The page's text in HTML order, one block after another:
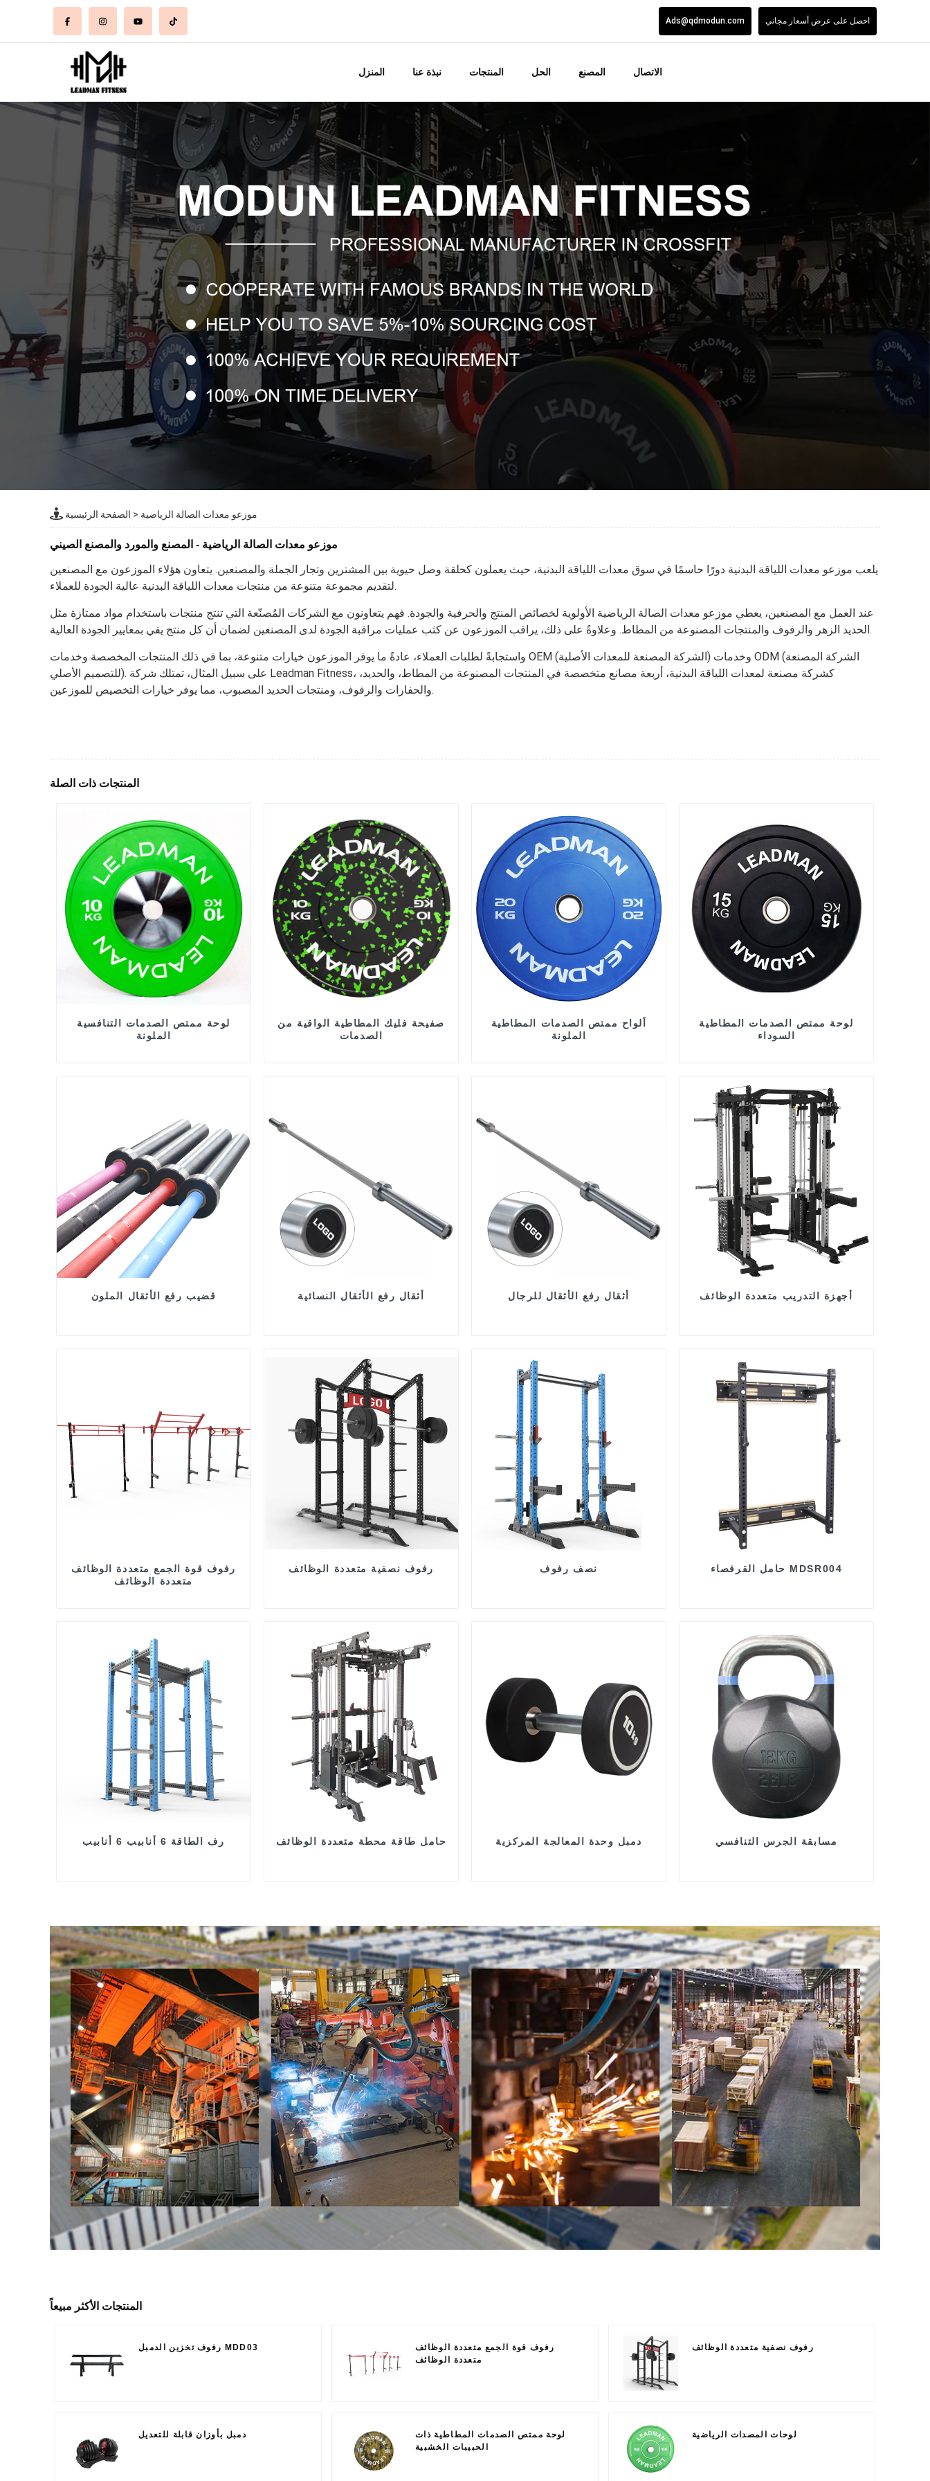
Ads@qdmodun.com احصل على عرض أسعار مجاني
المنزل نبذة عنا المنتجات الحل المصنع الاتصال
الصفحة الرئيسية > موزعو معدات الصالة الرياضية
موزعو معدات الصالة الرياضية - المصنع والمورد والمصنع الصيني
يلعب موزعو معدات اللياقة البدنية دورًا حاسمًا في سوق معدات اللياقة البدنية، حيث يعملون كحلقة وصل حيوية بين المشترين وتجار الجملة والمصنعين. يتعاون هؤلاء الموزعون مع المصنعين
لتقديم مجموعة متنوعة من منتجات معدات اللياقة البدنية عالية الجودة للعملاء.
عند العمل مع المصنعين، يعطي موزعو معدات الصالة الرياضية الأولوية لخصائص المنتج والحرفية والجودة. فهم يتعاونون مع الشركات المُصنّعة التي تنتج منتجات باستخدام مواد ممتازة مثل
الحديد الزهر والرفوف والمنتجات المصنوعة من المطاط. وعلاوةً على ذلك، يراقب الموزعون عن كثب عمليات مراقبة الجودة لدى المصنعين لضمان أن كل منتج يفي بمعايير الجودة العالية.
واستجابةً لطلبات العملاء، عادةً ما يوفر الموزعون خيارات متنوعة، بما في ذلك المنتجات المخصصة وخدمات OEM (الشركة المصنعة للمعدات الأصلية) وخدمات ODM (الشركة المصنعة
للتصميم الأصلي). على سبيل المثال، تمتلك شركة Leadman Fitness، كشركة مصنعة لمعدات اللياقة البدنية، أربعة مصانع متخصصة في المنتجات المصنوعة من المطاط، والحديد،
والحفارات والرفوف، ومنتجات الحديد المصبوب، مما يوفر خيارات التخصيص للموزعين.
المنتجات ذات الصلة
لوحة ممتص الصدمات التنافسية
الملونة
صفيحة فليك المطاطية الواقية من
الصدمات
ألواح ممتص الصدمات المطاطية
الملونة
لوحة ممتص الصدمات المطاطية
السوداء
قضيب رفع الأثقال الملون أثقال رفع الأثقال النسائية أثقال رفع الأثقال للرجال أجهزة التدريب متعددة الوظائف
رفوف قوة الجمع متعددة الوظائف
متعددة الوظائف
رفوف نصفية متعددة الوظائف نصف رفوف حامل القرفصاء MDSR004
رف الطاقة 6 أنابيب 6 أنابيب حامل طاقة محطة متعددة الوظائف دمبل وحدة المعالجة المركزية مسابقة الجرس التنافسي
المنتجات الأكثر مبيعاً
رفوف تخزين الدمبل MDD03
رفوف قوة الجمع متعددة الوظائف
متعددة الوظائف
رفوف نصفية متعددة الوظائف
دمبل بأوزان قابلة للتعديل
لوحة ممتص الصدمات المطاطية ذات
الحبيبات الخشبية
لوحات المصدات الرياضية